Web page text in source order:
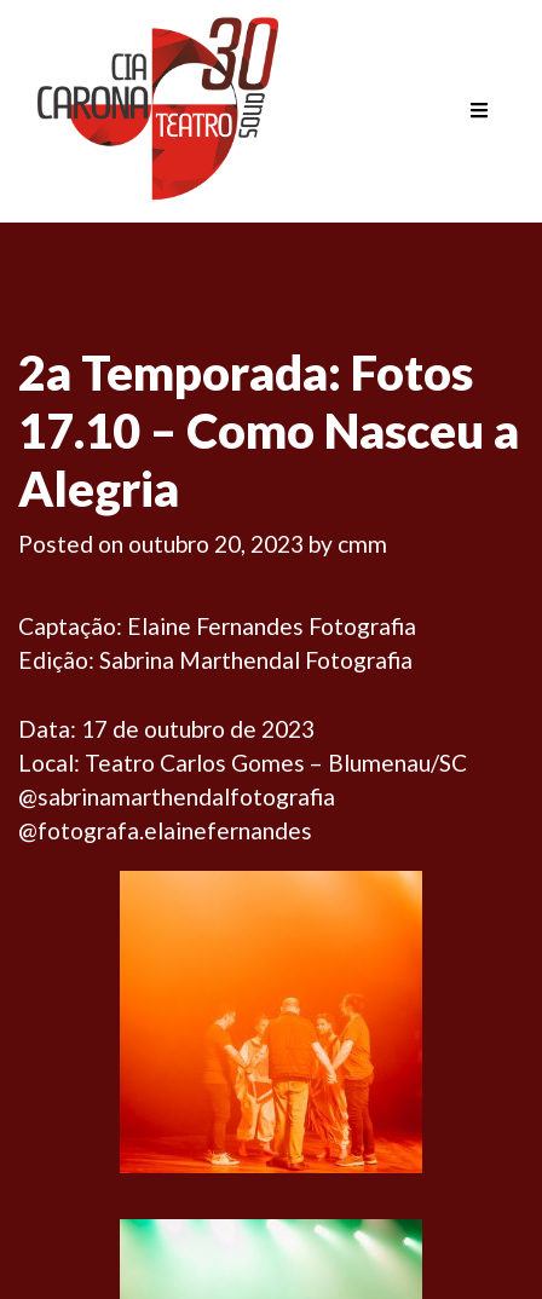
2a Temporada: Fotos
17.10 – Como Nasceu a
Alegria
Posted on outubro 20, 2023 by cmm
Captação: Elaine Fernandes Fotografia
Edição: Sabrina Marthendal Fotografia
Data: 17 de outubro de 2023
Local: Teatro Carlos Gomes – Blumenau/SC
@sabrinamarthendalfotografia
@fotografa.elainefernandes